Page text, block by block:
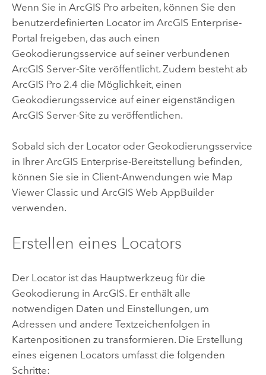
Wenn Sie in ArcGIS Proarbeiten, können Sie den
benutzerdefinierten Locator im ArcGIS Enterprise-
Portal freigeben, das auch einen
Geokodierungsservice auf seiner verbundenen
ArcGIS Server-Site veröffentlicht. Zudem besteht ab
ArcGIS Pro 2.4die Möglichkeit, einen
Geokodierungsservice auf einer eigenständigen
ArcGIS Server-Site zu veröffentlichen.
Sobald sich der Locator oder Geokodierungsservice
in Ihrer ArcGIS Enterprise-Bereitstellung befinden,
können Sie sie in Client-Anwendungen wie Map
Viewer Classic und ArcGIS Web AppBuilder
verwenden.
Erstellen eines Locators
Der Locator ist das Hauptwerkzeug für die
Geokodierung in ArcGIS. Er enthält alle
notwendigen Daten und Einstellungen, um
Adressen und andere Textzeichenfolgen in
Kartenpositionen zu transformieren. Die Erstellung
eines eigenen Locators umfasst die folgenden
Schritte: